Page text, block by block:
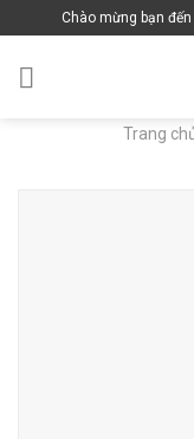
to
content
Chào mừng bạn đến
Trang